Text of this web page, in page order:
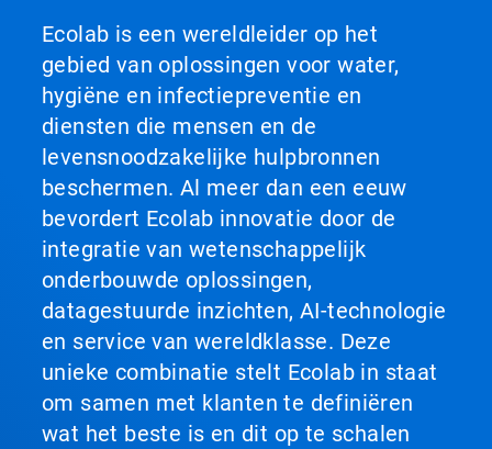
Ecolab is een wereldleider op het
gebied van oplossingen voor water,
hygiëne en infectiepreventie en
diensten die mensen en de
levensnoodzakelijke hulpbronnen
beschermen. Al meer dan een eeuw
bevordert Ecolab innovatie door de
integratie van wetenschappelijk
onderbouwde oplossingen,
datagestuurde inzichten, AI-technologie
en service van wereldklasse. Deze
unieke combinatie stelt Ecolab in staat
om samen met klanten te definiëren
wat het beste is en dit op te schalen